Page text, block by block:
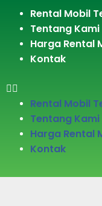
Rental Mobil
Tentang Kami
Harga Rental
Kontak
Rental Mobil
Tentang Kami
Harga Rental
Kontak